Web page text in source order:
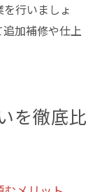
行いましょ
加補修や仕上
を徹底比